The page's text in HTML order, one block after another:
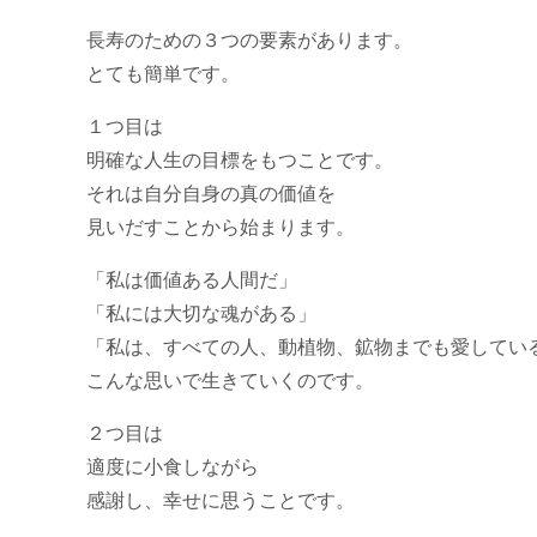
長寿のための３つの要素があります。
とても簡単です。
１つ目は
明確な人生の目標をもつことです。
それは自分自身の真の価値を
見いだすことから始まります。
「私は価値ある人間だ」
「私には大切な魂がある」
「私は、すべての人、動植物、鉱物までも愛してい
こんな思いで生きていくのです。
２つ目は
適度に小食しながら
感謝し、幸せに思うことです。